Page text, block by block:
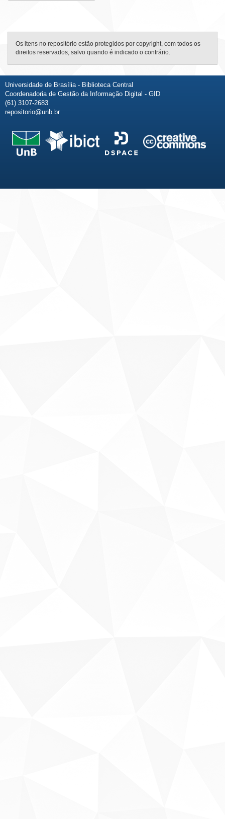
Os itens no repositório estão protegidos por copyright, com todos os
direitos reservados, salvo quando é indicado o contrário.
Universidade de Brasília - Biblioteca Central
Coordenadoria de Gestão da Informação Digital - GID
(61) 3107-2683
repositorio@unb.br